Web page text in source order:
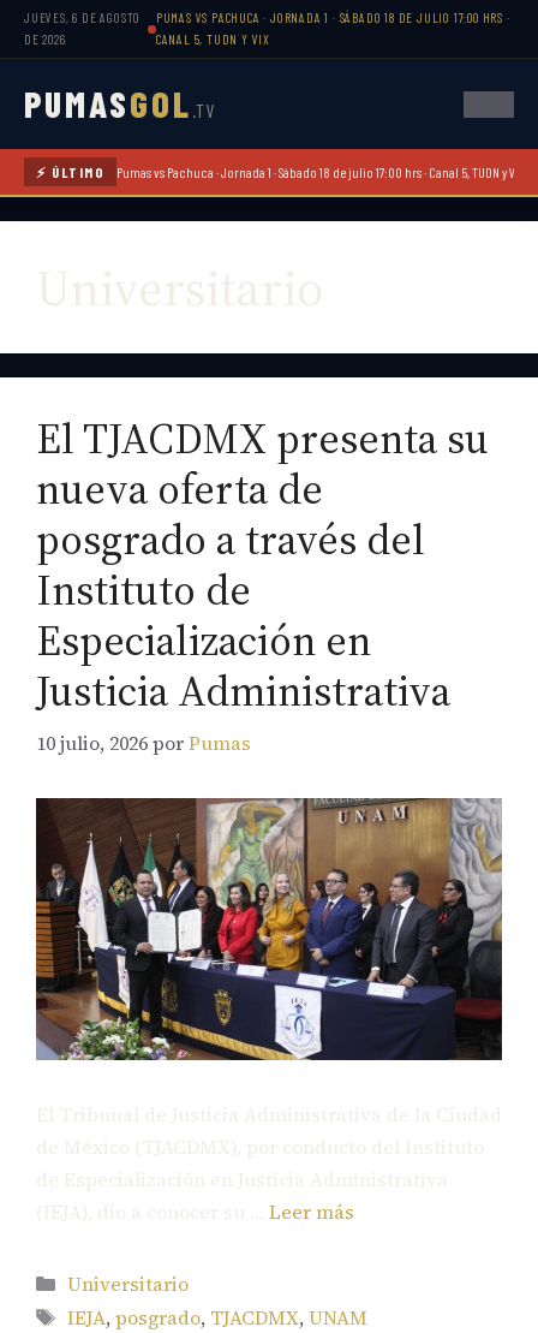
JUEVES, 6 DE AGOSTO
DE 2026
PUMAS VS PACHUCA · JORNADA 1 · SÁBADO 18 DE JULIO 17:00 HRS ·
CANAL 5, TUDN Y VIX
PUMASGOL .TV
⚡ ÚLTIMO Pumas vs Pachuca · Jornada 1 · Sábado 18 de julio 17:00 hrs · Canal 5, TUDN y ViX
Universitario
El TJACDMX presenta su
nueva oferta de
posgrado a través del
Instituto de
Especialización en
Justicia Administrativa
10 julio, 2026porPumas
El Tribunal de Justicia Administrativa de la Ciudad
de México (TJACDMX), por conducto del Instituto
de Especialización en Justicia Administrativa
(IEJA), dio a conocer su … Leer más
Categorías
Universitario
Etiquetas
IEJA, posgrado, TJACDMX, UNAM